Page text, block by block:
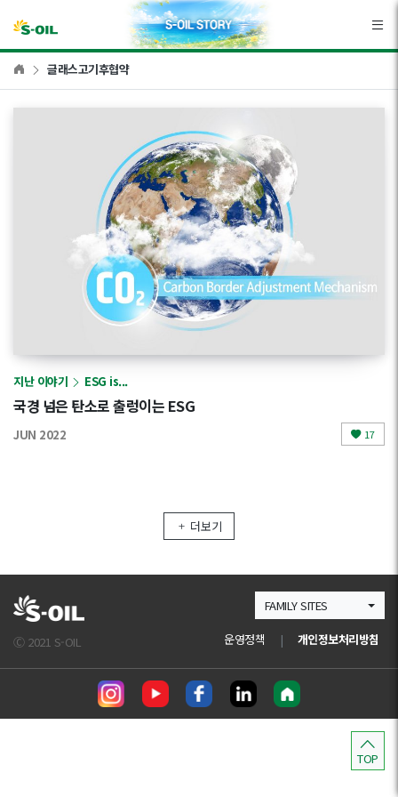
글래스고기후협약
지난 이야기 ESG is...
국경 넘은 탄소로 출렁이는 ESG
JUN 2022 17
더보기
FAMILY SITES
Ⓒ 2021 S-OIL 운영정책 | 개인정보처리방침
TOP